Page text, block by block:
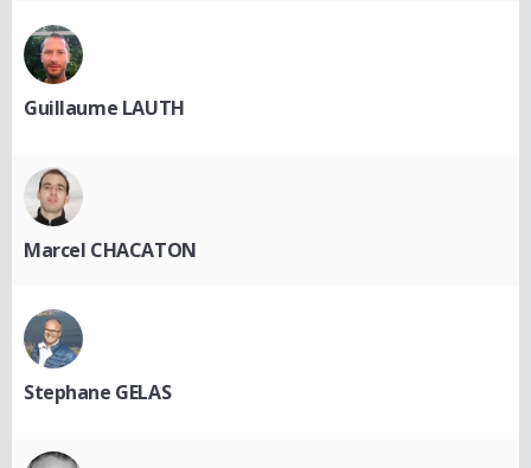
Guillaume LAUTH
Marcel CHACATON
Stephane GELAS